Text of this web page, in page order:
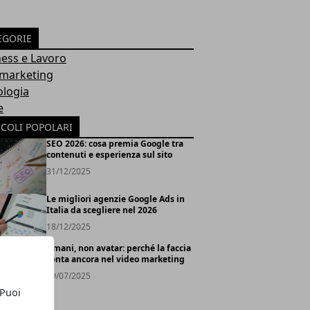
e Lavoro
POPOLARI
SEO 2026: cosa premia Google tra
contenuti e esperienza sul sito
31/12/2025
Le migliori agenzie Google Ads in
Italia da scegliere nel 2026
18/12/2025
Umani, non avatar: perché la faccia
conta ancora nel video marketing
29/07/2025